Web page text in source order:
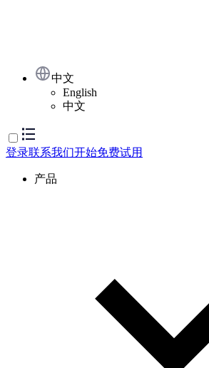
中文
English
中文
登录联系我们开始免费试用
产品